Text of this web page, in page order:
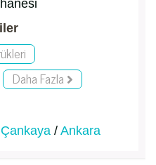
Daha Fazla
Çankaya / Ankara